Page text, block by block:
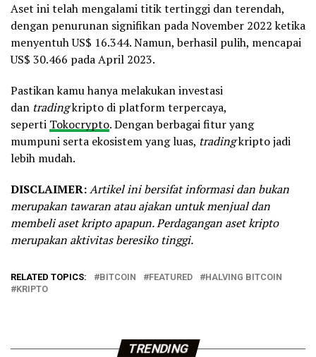
Aset ini telah mengalami titik tertinggi dan terendah,
dengan penurunan signifikan pada November 2022 ketika
menyentuh US$ 16.344. Namun, berhasil pulih, mencapai
US$ 30.466 pada April 2023.
Pastikan kamu hanya melakukan investasi
dan tradingkripto di platform terpercaya,
seperti Tokocrypto. Dengan berbagai fitur yang
mumpuni serta ekosistem yang luas, tradingkripto jadi
lebih mudah.
DISCLAIMER:Artikel ini bersifat informasi dan bukan
merupakan tawaran atau ajakan untuk menjual dan
membeli aset kripto apapun. Perdagangan aset kripto
merupakan aktivitas beresiko tinggi.
RELATED TOPICS: BITCOIN FEATURED
HALVING BITCOIN
KRIPTO
TRENDING